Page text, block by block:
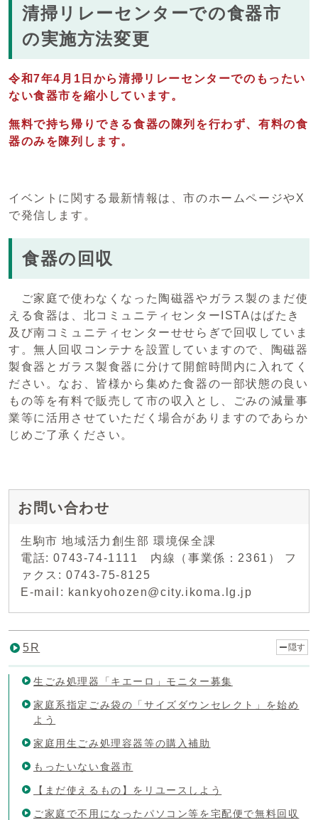
清掃リレーセンターでの食器市
の実施方法変更
令和7年4月1日から清掃リレーセンターでのもったい
ない食器市を縮小しています。
無料で持ち帰りできる食器の陳列を行わず、有料の食
器のみを陳列します。
イベントに関する最新情報は、市のホームページやX
で発信します。
食器の回収
ご家庭で使わなくなった陶磁器やガラス製のまだ使
える食器は、北コミュニティセンターISTAはばたき
及び南コミュニティセンターせせらぎで回収していま
す。無人回収コンテナを設置していますので、陶磁器
製食器とガラス製食器に分けて開館時間内に入れてく
ださい。なお、皆様から集めた食器の一部状態の良い
もの等を有料で販売して市の収入とし、ごみの減量事
業等に活用させていただく場合がありますのであらか
じめご了承ください。
お問い合わせ
生駒市 地域活力創生部 環境保全課
電話: 0743-74-1111 内線（事業係：2361） フ
ァクス: 0743-75-8125
E-mail: kankyohozen@city.ikoma.lg.jp
5R 隠す
生ごみ処理器「キエーロ」モニター募集
家庭系指定ごみ袋の「サイズダウンセレクト」を始め
よう
家庭用生ごみ処理容器等の購入補助
もったいない食器市
【まだ使えるもの】をリユースしよう
ご家庭で不用になったパソコン等を宅配便で無料回収